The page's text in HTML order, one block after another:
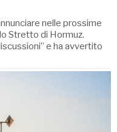
nelle prossime
Stretto di Hormuz.
e ha avvertito